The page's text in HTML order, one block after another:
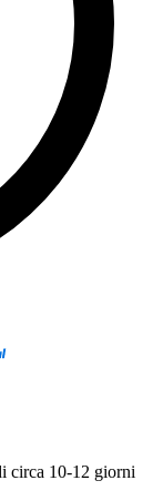
circa 10-12 giorni